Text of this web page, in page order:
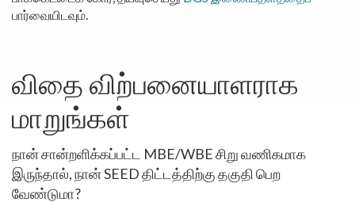
பார்வையிடவும்.
விதை விற்பனையாளராக
மாறுங்கள்
நான் சான்றளிக்கப்பட்ட MBE/WBE சிறு வணிகமாக
இருந்தால், நான் SEED திட்டத்திற்கு தகுதி பெற
வேண்டுமா?